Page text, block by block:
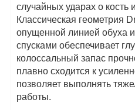
случайных ударах о кость
Классическая геометрия
опущенной линией обуха
спусками обеспечивает
колоссальный запас
плавно сходится к
позволяет выполнять
работы.